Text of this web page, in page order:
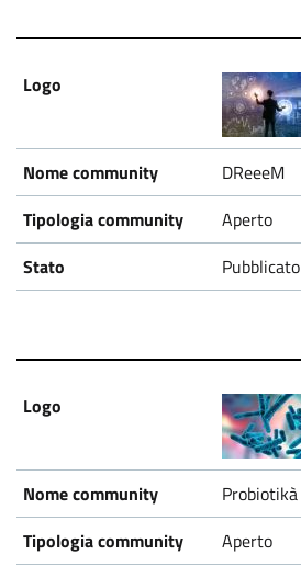
DReeeM
Aperto
Pubblicato
Probiotikà
Aperto